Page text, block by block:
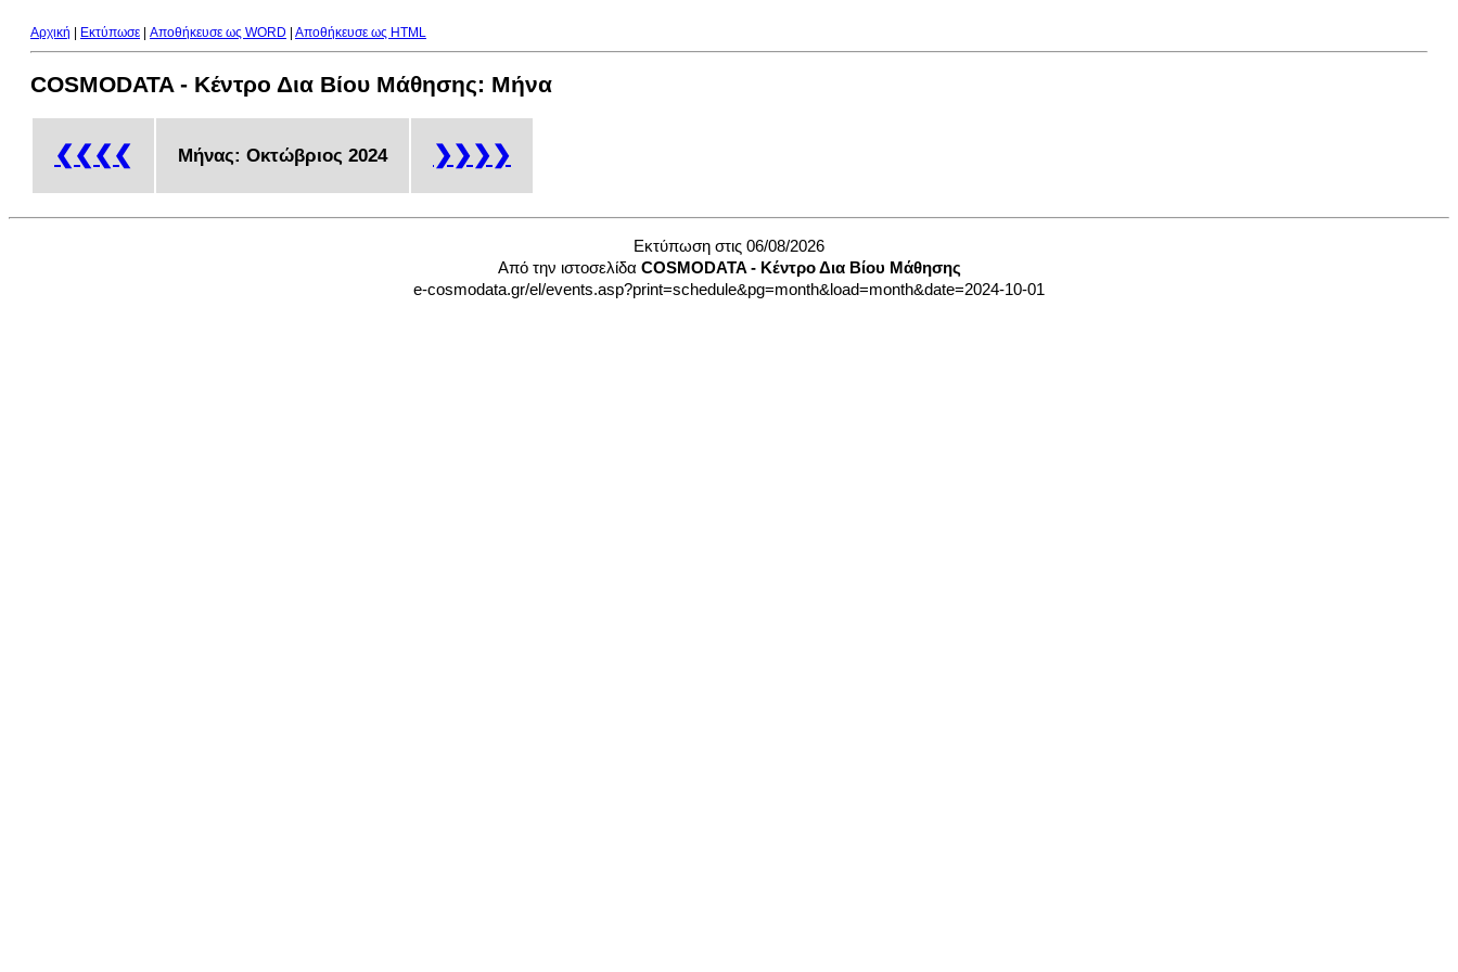
Αρχική Εκτύπωσε Aποθήκευσε ως WORD Aποθήκευσε ως HTML
COSMODATA - Κέντρο Δια Βίου Μάθησης: Μήνα
❮❮❮❮ Μήνας: Οκτώβριος 2024 ❯❯❯❯
Εκτύπωση στις 06/08/2026
Από την ιστοσελίδα COSMODATA - Κέντρο Δια Βίου Μάθησης
e-cosmodata.gr/el/events.asp?print=schedule&pg=month&load=month&date=2024-10-01